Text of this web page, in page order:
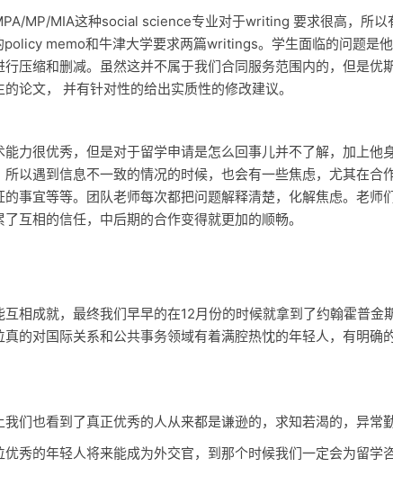
MP/MIA这种social science专业对于writing 要求很高，所以
memo和牛津大学要求两篇writings。学生面临的问题是
压缩和删减。虽然这并不属于我们合同服务范围内的，但是优
论文， 并有针对性的给出实质性的修改建议。
能力很优秀，但是对于留学申请是怎么回事儿并不了解，加上他
所以遇到信息不一致的情况的时候，也会有一些焦虑，尤其在合
事宜等等。团队老师每次都把问题解释清楚，化解焦虑。老师
互相的信任，中后期的合作变得就更加的顺畅。
互相成就，最终我们早早的在12月份的时候就拿到了约翰霍普金
真的对国际关系和公共事务领域有着满腔热忱的年轻人，有明确
们也看到了真正优秀的人从来都是谦逊的，求知若渴的，异常勤
优秀的年轻人将来能成为外交官，到那个时候我们一定会为留学